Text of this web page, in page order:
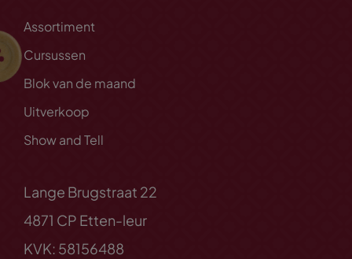
Assortiment
Cursussen
Blok van de maand
Uitverkoop
Show and Tell
Lange Brugstraat 22
4871 CP Etten-leur
KVK: 58156488